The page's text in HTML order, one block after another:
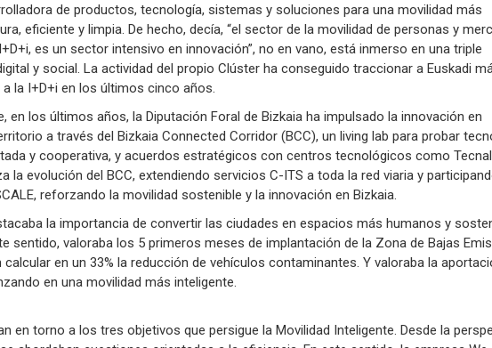
de productos, tecnología, sistemas y soluciones para una movilidad más
eficiente y limpia. De hecho, decía, “el sector de la movilidad de personas y
es un sector intensivo en innovación”, no en vano, está inmerso en una triple
y social. La actividad del propio Clúster ha conseguido traccionar a Euskadi
la I+D+i en los últimos cinco años.
en los últimos años, la Diputación Foral de Bizkaia ha impulsado la innovación en
a través del Bizkaia Connected Corridor (BCC), un living lab para probar
y cooperativa, y acuerdos estratégicos con centros tecnológicos como
la evolución del BCC, extendiendo servicios C-ITS a toda la red viaria y
reforzando la movilidad sostenible y la innovación en Bizkaia.
la importancia de convertir las ciudades en espacios más humanos y
sentido, valoraba los 5 primeros meses de implantación de la Zona de Bajas
calcular en un 33% la reducción de vehículos contaminantes. Y valoraba la
en una movilidad más inteligente.
en torno a los tres objetivos que persigue la Movilidad Inteligente. Desde la